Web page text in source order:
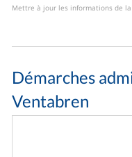
Mettre à jour les informations de
Démarches
Ventabren